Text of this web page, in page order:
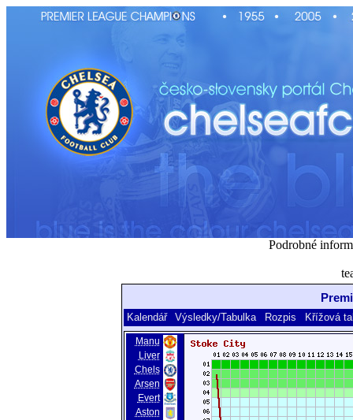
Podrobné
Kalendář Výsledky/Tabulka Rozpis Křížová
Manu
Liver
Chels
Arsen
Evert
Aston